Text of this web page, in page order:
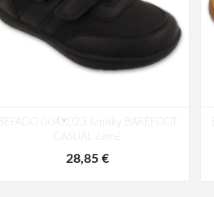
BEFADO 004X023 tenisky BAREFOOT
CASUAL černé
28,85 €